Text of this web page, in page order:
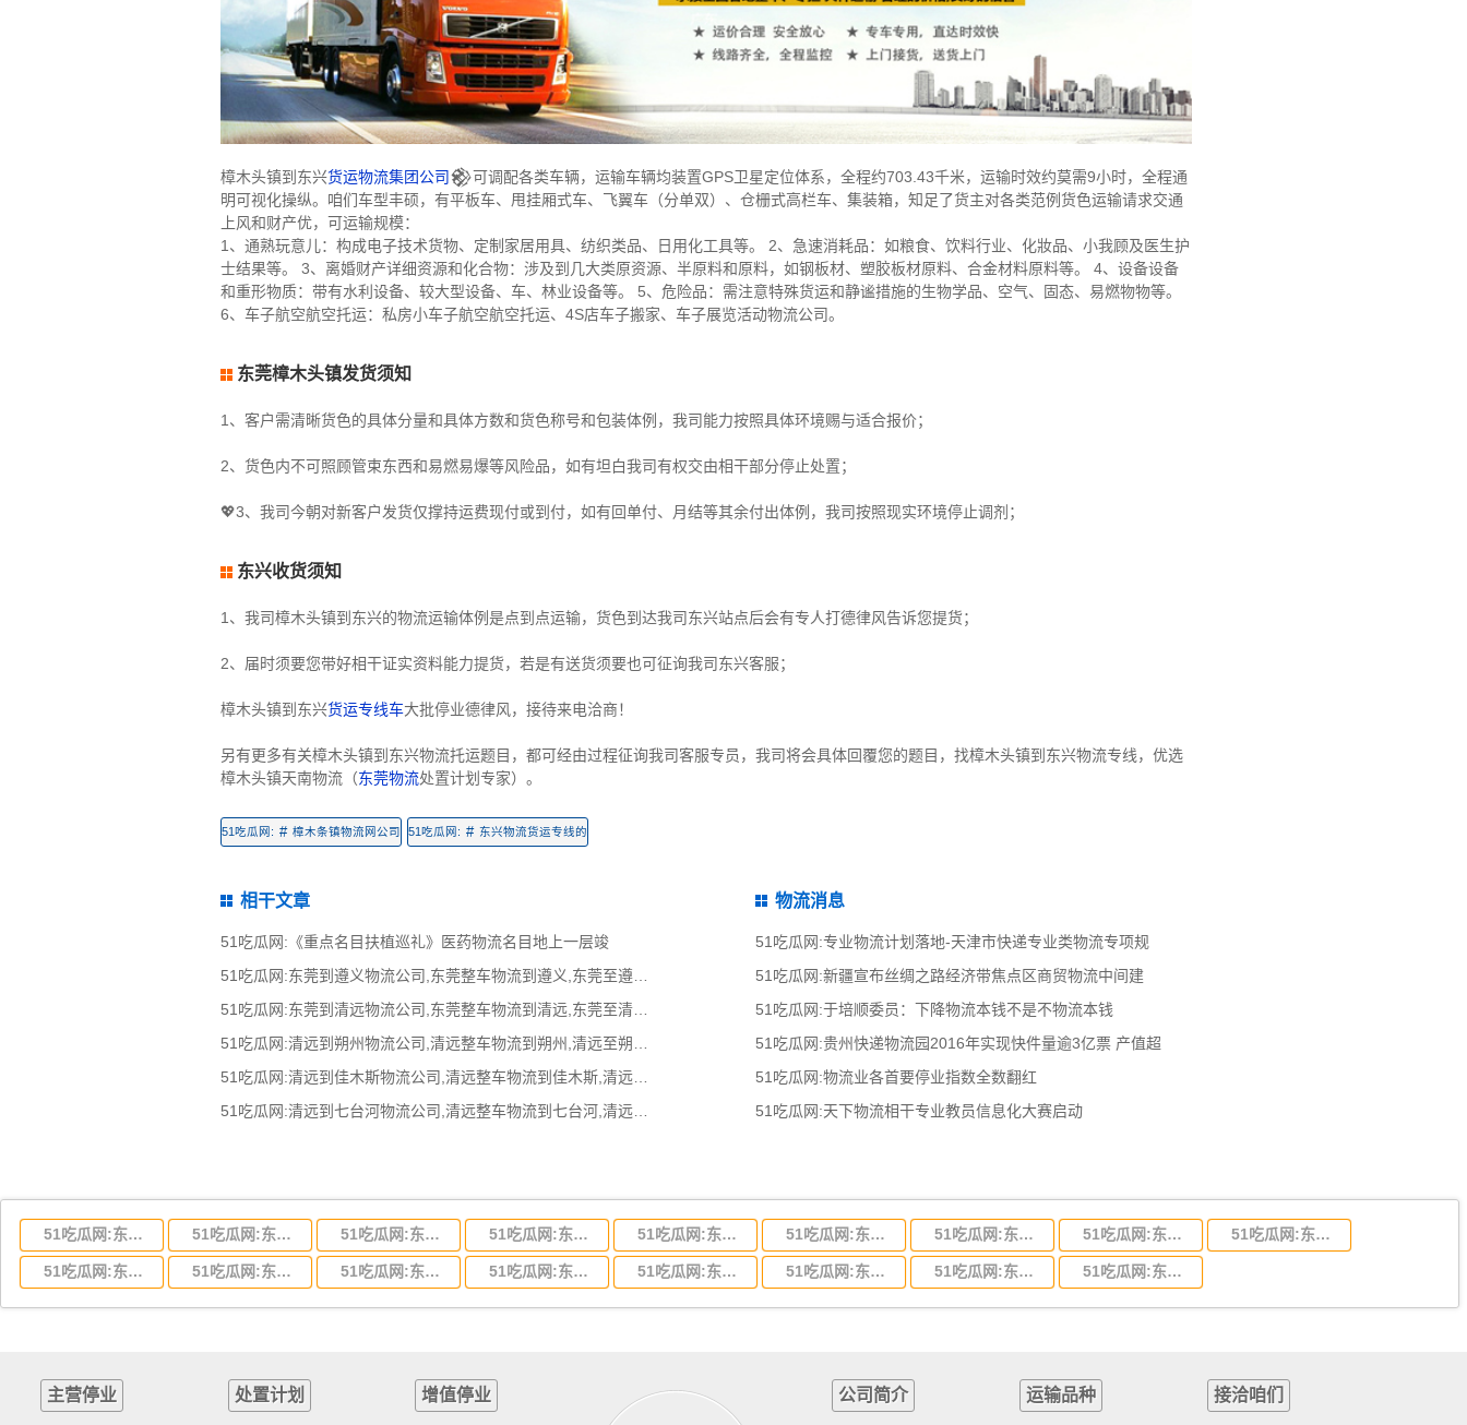
樟木头镇到东兴货运物流集团公司𒆙可调配各类车辆，运输车辆均装置GPS卫星定位体系，全程约703.43千米，运输时效约莫需9小时，全程通
明可视化操纵。咱们车型丰硕，有平板车、甩挂厢式车、飞翼车（分单双）、仓栅式高栏车、集装箱，知足了货主对各类范例货色运输请求交通
上风和财产优，可运输规模：
1、通熟玩意儿：构成电子技术货物、定制家居用具、纺织类品、日用化工具等。 2、急速消耗品：如粮食、饮料行业、化妝品、小我顾及医生护
士结果等。 3、离婚财产详细资源和化合物：涉及到几大类原资源、半原料和原料，如钢板材、塑胶板材原料、合金材料原料等。 4、设备设备
和重形物质：带有水利设备、较大型设备、车、林业设备等。 5、危险品：需注意特殊货运和静谧措施的生物学品、空气、固态、易燃物物等。
6、车子航空航空托运：私房小车子航空航空托运、4S店车子搬家、车子展览活动物流公司。
东莞樟木头镇发货须知
1、客户需清晰货色的具体分量和具体方数和货色称号和包装体例，我司能力按照具体环境赐与适合报价；
2、货色内不可照顾管束东西和易燃易爆等风险品，如有坦白我司有权交由相干部分停止处置；
💖3、我司今朝对新客户发货仅撑持运费现付或到付，如有回单付、月结等其余付出体例，我司按照现实环境停止调剂；
东兴收货须知
1、我司樟木头镇到东兴的物流运输体例是点到点运输，货色到达我司东兴站点后会有专人打德律风告诉您提货；
2、届时须要您带好相干证实资料能力提货，若是有送货须要也可征询我司东兴客服；
樟木头镇到东兴货运专线车大批停业德律风，接待来电洽商！
另有更多有关樟木头镇到东兴物流托运题目，都可经由过程征询我司客服专员，我司将会具体回覆您的题目，找樟木头镇到东兴物流专线，优选
樟木头镇天南物流（东莞物流处置计划专家）。
51吃瓜网: # 樟木条镇物流网公司 51吃瓜网: # 东兴物流货运专线的
相干文章
51吃瓜网:《重点名目扶植巡礼》医药物流名目地上一层竣
51吃瓜网:东莞到遵义物流公司,东莞整车物流到遵义,东莞至遵义物流专线 - 天南
51吃瓜网:东莞到清远物流公司,东莞整车物流到清远,东莞至清远物流专线 - 天南
51吃瓜网:清远到朔州物流公司,清远整车物流到朔州,清远至朔州物流专线 - 天南
51吃瓜网:清远到佳木斯物流公司,清远整车物流到佳木斯,清远至佳木斯物流专线
51吃瓜网:清远到七台河物流公司,清远整车物流到七台河,清远至七台河物流专线
物流消息
51吃瓜网:专业物流计划落地-天津市快递专业类物流专项规
51吃瓜网:新疆宣布丝绸之路经济带焦点区商贸物流中间建
51吃瓜网:于培顺委员：下降物流本钱不是不物流本钱
51吃瓜网:贵州快递物流园2016年实现快件量逾3亿票 产值超
51吃瓜网:物流业各首要停业指数全数翻红
51吃瓜网:天下物流相干专业教员信息化大赛启动
51吃瓜网:东莞到湖北省物流专线,东莞到湖北省物流公司 51吃瓜网:东莞到河南省物流专线,东莞到河南省物流公司 51吃瓜网:东莞到湖南省物流专线,东莞到湖南省物流公司 51吃瓜网:东莞到河北省物流专线,东莞到河北省物流公司 51吃瓜网:东莞到吉林省物流运输,东莞到吉林省物流公司 51吃瓜网:东莞到甘肃省物流运输,东莞到甘肃省物流公司 51吃瓜网:东莞到陕西省物流运输,东莞到陕西省物流公司 51吃瓜网:东莞到贵州省物流运输,东莞到贵州省物流公司 51吃瓜网:东莞到四川省物流专线,东莞到四川省物流公司
51吃瓜网:东莞到云南省物流运输,东莞到云南省物流公司 51吃瓜网:东莞到江西省物流专线,东莞到江西省物流公司 51吃瓜网:东莞到安徽省物流专线,东莞到安徽省物流公司 51吃瓜网:东莞到山东省物流专线,东莞到山东省物流公司 51吃瓜网:东莞到江苏物流专线运输,东莞到江苏省物流公司 51吃瓜网:东莞到浙江省物流运输,东莞到浙江省物流公司 51吃瓜网:东莞到福建省物流运输,东莞到福建省物流公司 51吃瓜网:东莞到广西物流专线,东莞到广西物流公司
主营停业 处置计划 增值停业 公司简介 运输品种 接洽咱们